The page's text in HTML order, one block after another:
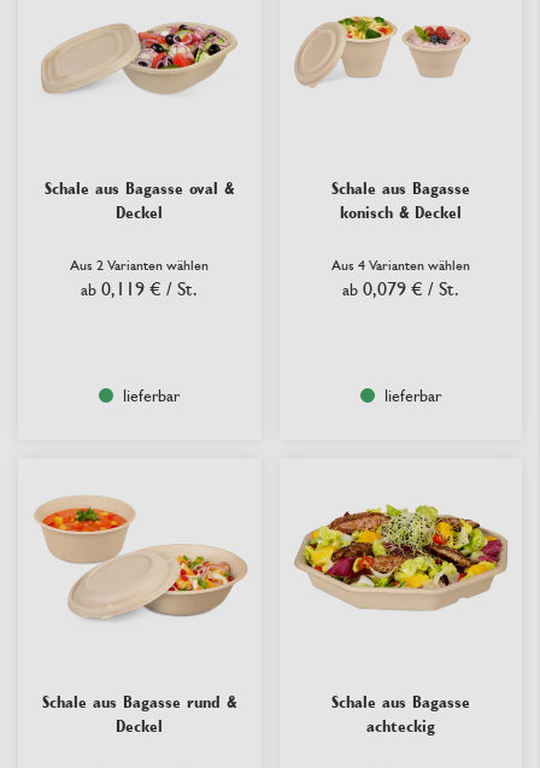
Schale aus Bagasse oval &
Deckel
Aus 2 Varianten wählen
ab 0,119 € / St.
lieferbar
Schale aus Bagasse
konisch & Deckel
Aus 4 Varianten wählen
ab 0,079 € / St.
lieferbar
Schale aus Bagasse rund &
Deckel
Schale aus Bagasse
achteckig